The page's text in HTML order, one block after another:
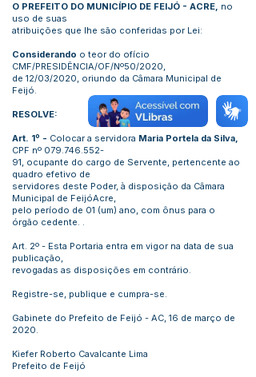
O PREFEITO DO MUNICÍPIO DE FEIJÓ - ACRE, no
uso de suas
atribuições que lhe são conferidas por Lei:
Considerando o teor do ofício
CMF/PRESIDÊNCIA/OF/Nº50/2020,
de 12/03/2020, oriundo da Câmara Municipal de
Feijó.
RESOLVE:
Art. 1º - Colocar a servidora Maria Portela da Silva,
CPF nº 079.746.552-
91, ocupante do cargo de Servente, pertencente ao
quadro efetivo de
servidores deste Poder, à disposição da Câmara
Municipal de FeijóAcre,
pelo período de 01 (um) ano, com ônus para o
órgão cedente. .
Art. 2º - Esta Portaria entra em vigor na data de sua
publicação,
revogadas as disposições em contrário.
Registre-se, publique e cumpra-se.
Gabinete do Prefeito de Feijó - AC, 16 de março de
2020.
Kiefer Roberto Cavalcante Lima
Prefeito de Feijó